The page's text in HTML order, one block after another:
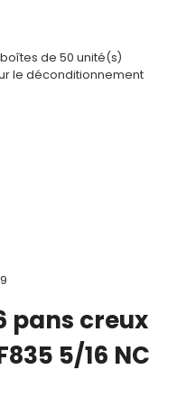
de 50 unité(s)
le déconditionnement
pans creux
5/16 NC